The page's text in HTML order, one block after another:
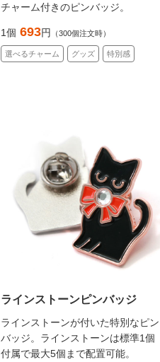
チャーム付きのピンバッジ。
1個 693円 （300個注文時）
選べるチャーム グッズ 特別感
ラインストーンピンバッジ
ラインストーンが付いた特別なピン
バッジ。ラインストーンは標準1個
付属で最大5個まで配置可能。